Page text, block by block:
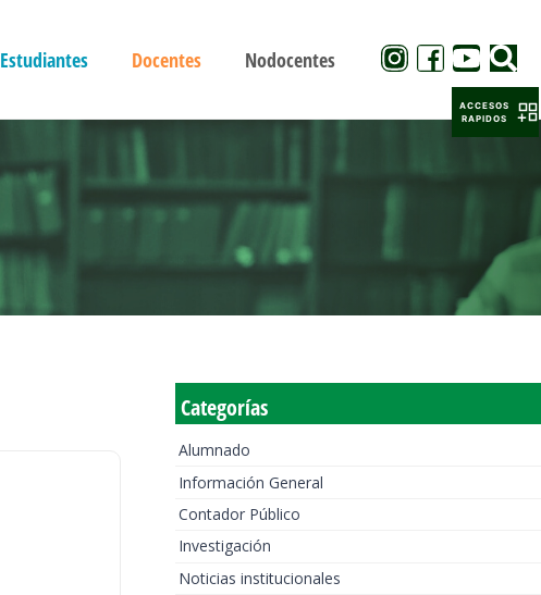
Estudiantes Docentes Nodocentes
Categorías
Alumnado
Información General
Contador Público
Investigación
Noticias institucionales
ACCESOS
RAPIDOS